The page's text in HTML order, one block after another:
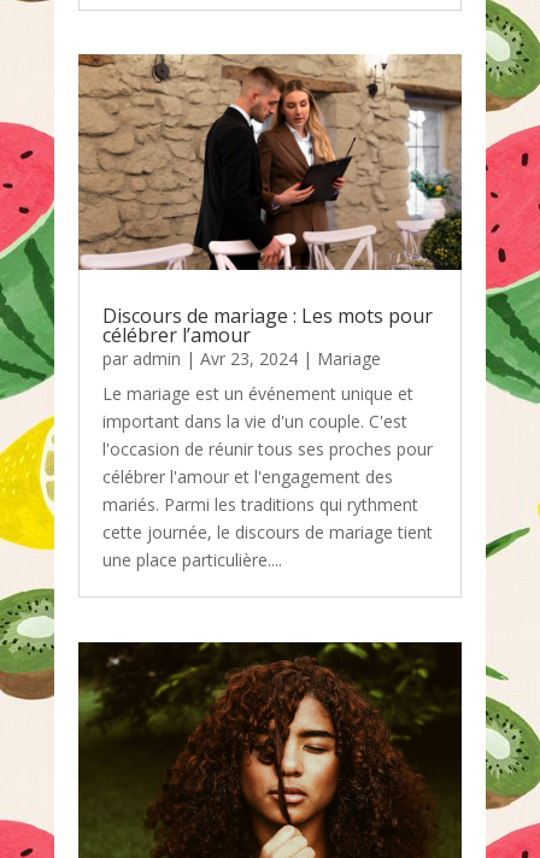
Discours de mariage : Les mots pour
célébrer l’amour
par admin | Avr 23, 2024| Mariage
Le mariage est un événement unique et
important dans la vie d'un couple. C'est
l'occasion de réunir tous ses proches pour
célébrer l'amour et l'engagement des
mariés. Parmi les traditions qui rythment
cette journée, le discours de mariage tient
une place particulière....